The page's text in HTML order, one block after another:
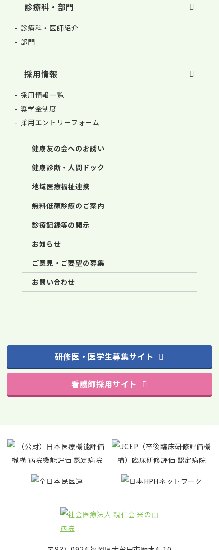
診療科・部門
診療科・医師紹介
部門
採用情報
採用情報一覧
奨学金制度
採用エントリーフォーム
健康友の会へのお誘い
健康診断・人間ドック
地域医療福祉連携
無料低額診療のご案内
診療記録等の開示
お知らせ
ご意見・ご要望の募集
お問い合わせ
研修医・医学生募集サイト
看護師採用サイト